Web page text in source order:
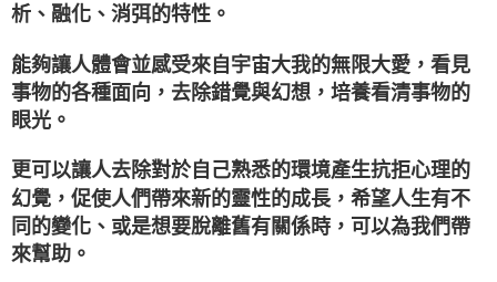
析、融化、消弭的特性。
能夠讓人體會並感受來自宇宙大我的無限大愛，看見
事物的各種面向，去除錯覺與幻想，培養看清事物的
眼光。
更可以讓人去除對於自己熟悉的環境產生抗拒心理的
幻覺，促使人們帶來新的靈性的成長，希望人生有不
同的變化、或是想要脫離舊有關係時，可以為我們帶
來幫助。